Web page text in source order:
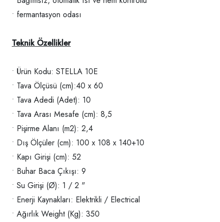
• fermantasyon odası
Teknik Özellikler
• Ürün Kodu: STELLA 10E
• Tava Ölçüsü (cm):40 x 60
• Tava Adedi (Adet): 10
• Tava Arası Mesafe (cm): 8,5
• Pişirme Alanı (m2): 2,4
• Dış Ölçüler (cm): 100 x 108 x 140+10
• Kapı Girişi (cm): 52
• Buhar Baca Çıkışı: 9
• Su Girişi (Ø): 1 / 2 "
• Enerji Kaynakları: Elektrikli / Electrical
• Ağırlık Weight (Kg): 350